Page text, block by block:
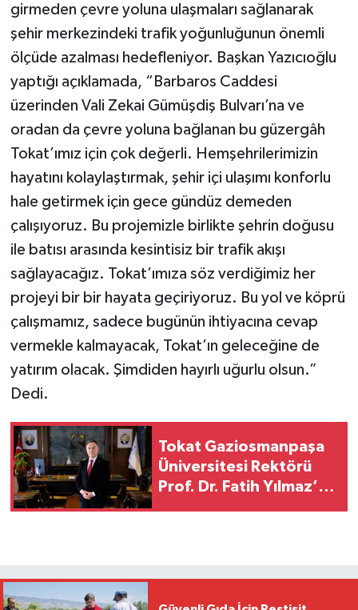
girmeden çevre yoluna ulaşmaları sağlanarak
şehir merkezindeki trafik yoğunluğunun önemli
ölçüde azalması hedefleniyor. Başkan Yazıcıoğlu
yaptığı açıklamada, “Barbaros Caddesi
üzerinden Vali Zekai Gümüşdiş Bulvarı’na ve
oradan da çevre yoluna bağlanan bu güzergâh
Tokat’ımız için çok değerli. Hemşehrilerimizin
hayatını kolaylaştırmak, şehir içi ulaşımı konforlu
hale getirmek için gece gündüz demeden
çalışıyoruz. Bu projemizle birlikte şehrin doğusu
ile batısı arasında kesintisiz bir trafik akışı
sağlayacağız. Tokat’ımıza söz verdiğimiz her
projeyi bir bir hayata geçiriyoruz. Bu yol ve köprü
çalışmamız, sadece bugünün ihtiyacına cevap
vermekle kalmayacak, Tokat’ın geleceğine de
yatırım olacak. Şimdiden hayırlı uğurlu olsun.”
Dedi.
Tokat Gaziosmanpaşa
Üniversitesi Rektörü
Prof. Dr. Fatih Yılmaz’ın